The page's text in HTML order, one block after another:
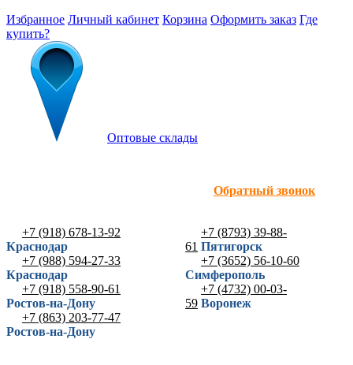
Избранное Личный кабинет Корзина Оформить заказ Где
купить?
Оптовые склады
Обратный звонок
+7 (918) 678-13-92
Краснодар
+7 (988) 594-27-33
Краснодар
+7 (918) 558-90-61
Ростов-на-Дону
+7 (863) 203-77-47
Ростов-на-Дону
+7 (8793) 39-88-
61 Пятигорск
+7 (3652) 56-10-60
Симферополь
+7 (4732) 00-03-
59 Воронеж